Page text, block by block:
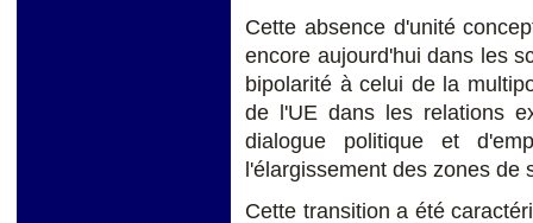
Cette absence d'unité
encore aujourd'hui dans les
bipolarité à celui de la
de l'UE dans les relations
dialogue politique et
l'élargissement des zones
Cette transition a été